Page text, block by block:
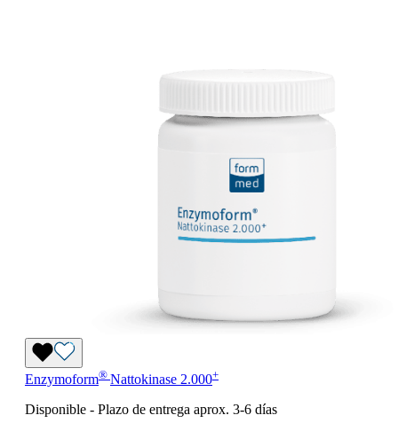
Enzymoform® Nattokinase 2.000+
Disponible - Plazo de entrega aprox. 3-6 días